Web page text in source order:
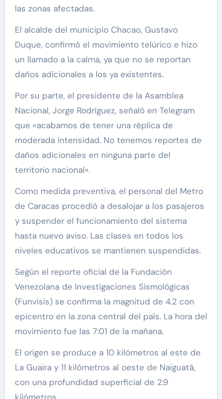
las zonas afectadas.
El alcalde del municipio Chacao, Gustavo
Duque, confirmó el movimiento telúrico e hizo
un llamado a la calma, ya que no se reportan
daños adicionales a los ya existentes.
Por su parte, el presidente de la Asamblea
Nacional, Jorge Rodríguez, señaló en Telegram
que «acabamos de tener una réplica de
moderada intensidad. No tenemos reportes de
daños adicionales en ninguna parte del
territorio nacional».
Como medida preventiva, el personal del Metro
de Caracas procedió a desalojar a los pasajeros
y suspender el funcionamiento del sistema
hasta nuevo aviso. Las clases en todos los
niveles educativos se mantienen suspendidas.
Según el reporte oficial de la Fundación
Venezolana de Investigaciones Sismológicas
(Funvisis) se confirma la magnitud de 4.2 con
epicentro en la zona central del país. La hora del
movimiento fue las 7:01 de la mañana.
El origen se produce a 10 kilómetros al este de
La Guaira y 11 kilómetros al oeste de Naiguatá,
con una profundidad superficial de 2.9